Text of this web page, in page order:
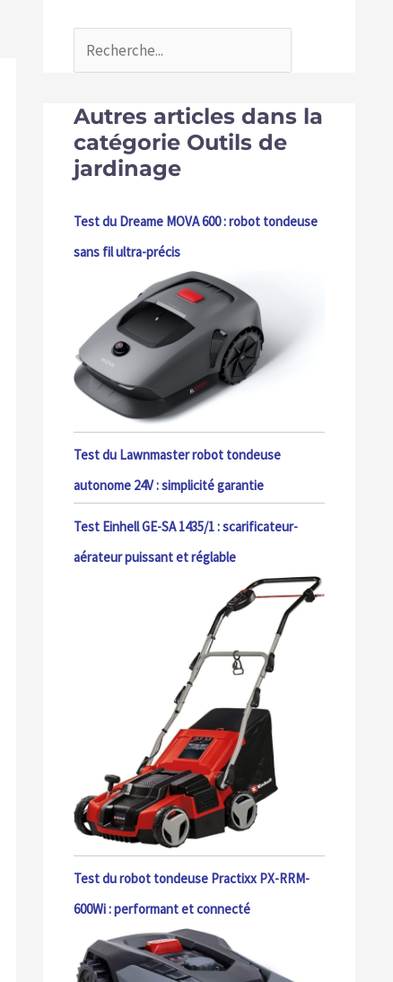
Autres articles dans la
catégorie Outils de
jardinage
Test du Dreame MOVA 600 : robot tondeuse
sans fil ultra-précis
Test du Lawnmaster robot tondeuse
autonome 24V : simplicité garantie
Test Einhell GE-SA 1435/1 : scarificateur-
aérateur puissant et réglable
Test du robot tondeuse Practixx PX-RRM-
600Wi : performant et connecté